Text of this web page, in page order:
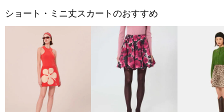
ショート・ミニ丈スカートのおすすめ